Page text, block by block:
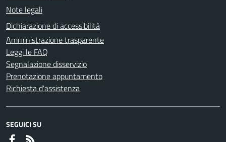
Note legali
Dichiarazione di accessibilità
Amministrazione trasparente
Leggi le FAQ
Segnalazione disservizio
Prenotazione appuntamento
Richiesta d'assistenza
SEGUICI SU